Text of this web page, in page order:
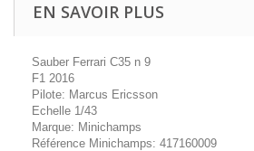
EN SAVOIR PLUS
Sauber Ferrari C35 n 9
F1 2016
Pilote: Marcus Ericsson
Echelle 1/43
Marque: Minichamps
Référence Minichamps: 417160009